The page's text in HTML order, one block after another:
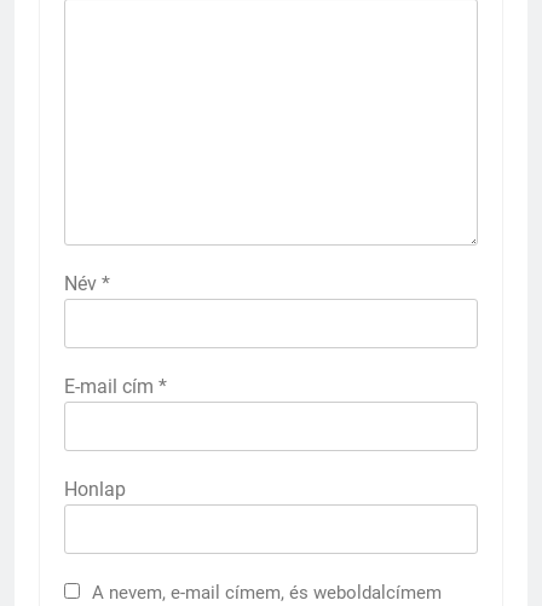
Név *
E-mail cím *
Honlap
A nevem, e-mail címem, és weboldalcímem